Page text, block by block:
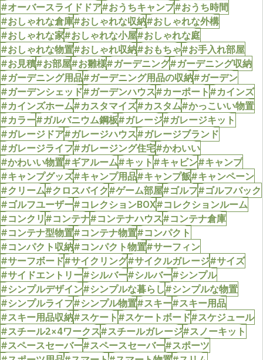
#オーバースライドドア#おうちキャンプ#おうち時間
#おしゃれな倉庫#おしゃれな収納#おしゃれな外構
#おしゃれな家#おしゃれな小屋#おしゃれな庭
#おしゃれな物置#おしゃれ収納#おもちゃ#お手入れ部屋
#お見積#お部屋#お雛様#ガーデニング#ガーデニング収納
#ガーデニング用品#ガーデニング用品の収納#ガーデン
#ガーデンシェッド#ガーデンハウス#カーポート#カインズ
#カインズホーム#カスタマイズ#カスタム#かっこいい物置
#カラー#ガルバニウム鋼板#ガレージ#ガレージキット
#ガレージドア#ガレージハウス#ガレージブランド
#ガレージライフ#ガレージング住宅#かわいい
#かわいい物置#ギアルーム#キット#キャビン#キャンプ
#キャンプグッズ#キャンプ用品#キャンプ飯#キャンペーン
#クリーム#クロスバイク#ゲーム部屋#ゴルフ#ゴルフバック
#ゴルフユーザー#コレクションBOX#コレクションルーム
#コンクリ#コンテナ#コンテナハウス#コンテナ倉庫
#コンテナ型物置#コンテナ物置#コンパクト
#コンパクト収納#コンパクト物置#サーフィン
#サーフボード#サイクリング#サイクルガレージ#サイズ
#サイドエントリー#シルバー#シルバー#シンプル
#シンプルデザイン#シンプルな暮らし#シンプルな物置
#シンプルライフ#シンプル物置#スキー#スキー用品
#スキー用品収納#スケート#スケートボード#スケジュール
#スチール2×4ワークス#スチールガレージ#スノーキット
#スペースセーバー#スペースセーバー#スポーツ